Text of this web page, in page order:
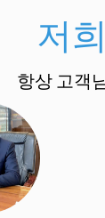
저
항상 고객